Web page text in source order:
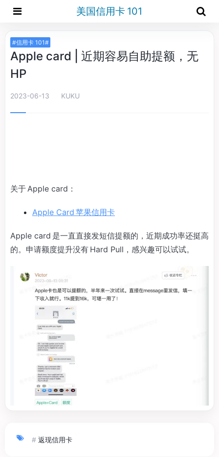
美国信用卡 101
#信用卡 101#
Apple card | 近期容易自助提额，无
HP
2023-06-13 KUKU
关于 Apple card：
Apple Card 苹果信用卡
Apple card 是一直直接发短信提额的，近期成功率还挺高
的。申请额度提升没有 Hard Pull，感兴趣可以试试。
# 返现信用卡